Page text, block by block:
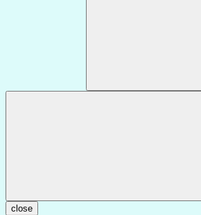
close